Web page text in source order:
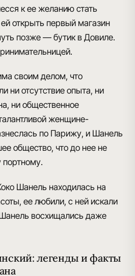
к ее желанию стать
открыть первый магазин
позже — бутик в Довиле.
.
своим делом, что
ни отсутствие опыта, ни
ни общественное
женщине-
по Парижу, и Шанель
общество, что до нее не
портному.
Шанель находилась на
ее любили, с ней искали
восхищались даже
легенды и факты